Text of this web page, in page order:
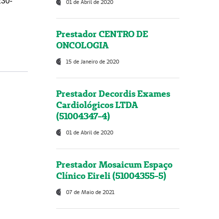
01 de Abril de 2020
Prestador CENTRO DE
ONCOLOGIA
15 de Janeiro de 2020
Prestador Decordis Exames
Cardiológicos LTDA
(51004347-4)
01 de Abril de 2020
Prestador Mosaicum Espaço
Clínico Eireli (51004355-5)
07 de Maio de 2021